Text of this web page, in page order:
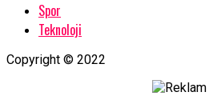
Spor
Teknoloji
Copyright © 2022